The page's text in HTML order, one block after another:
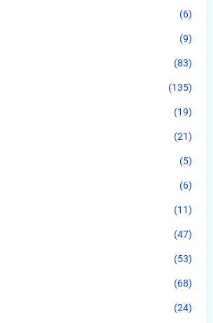
(6)
(9)
(83)
(135)
(19)
(21)
(5)
(6)
(11)
(47)
(53)
(68)
(24)